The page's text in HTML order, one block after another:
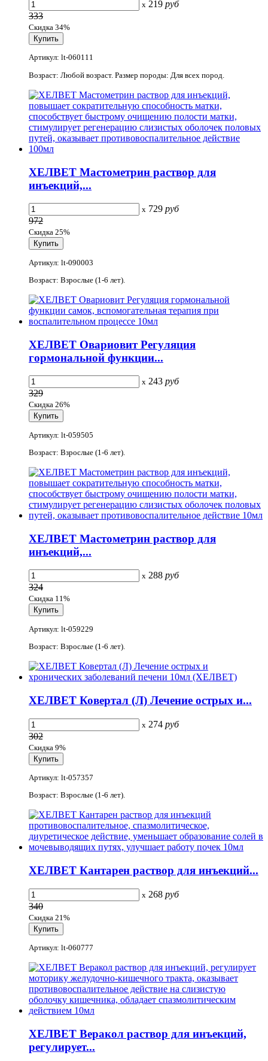
x 219 руб
333
Скидка 34%
Артикул: lt-060111
Возраст: Любой возраст. Размер породы: Для всех пород.
ХЕЛВЕТ Мастометрин раствор для
инъекций,...
x 729 руб
972
Скидка 25%
Артикул: lt-090003
Возраст: Взрослые (1-6 лет).
ХЕЛВЕТ Овариовит Регуляция
гормональной функции...
x 243 руб
329
Скидка 26%
Артикул: lt-059505
Возраст: Взрослые (1-6 лет).
ХЕЛВЕТ Мастометрин раствор для
инъекций,...
x 288 руб
324
Скидка 11%
Артикул: lt-059229
Возраст: Взрослые (1-6 лет).
ХЕЛВЕТ Ковертал (Л) Лечение острых и...
x 274 руб
302
Скидка 9%
Артикул: lt-057357
Возраст: Взрослые (1-6 лет).
ХЕЛВЕТ Кантарен раствор для инъекций...
x 268 руб
340
Скидка 21%
Артикул: lt-060777
ХЕЛВЕТ Веракол раствор для инъекций,
регулирует...